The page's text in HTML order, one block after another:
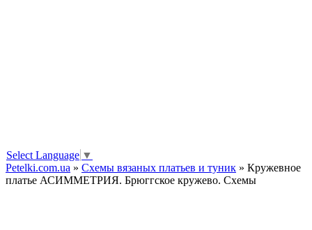
Select Language ▼
Petelki.com.ua » Схемы вязаных платьев и туник » Кружевное
платье АСИММЕТРИЯ. Брюггское кружево. Схемы